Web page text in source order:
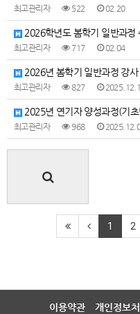
최고관리자 522 02.20
2026학년도 봄학기 일반과정
최고관리자 717 02.04
2026년 봄학기 일반과정 강사
최고관리자 827
2025년 연기자 양성과정(기
최고관리자 968
1 2
이용약관 개인정보